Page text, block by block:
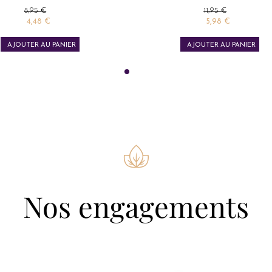
Prix de base
8,95 €
Prix
4,48 €
AJOUTER AU PANIER
Prix de base
11,95 €
Prix
5,98 €
AJOUTER AU PANIER
Nos engagements